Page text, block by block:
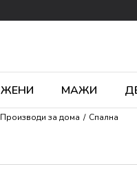
ЖЕНИ МАЖИ
Производи за дома Спална